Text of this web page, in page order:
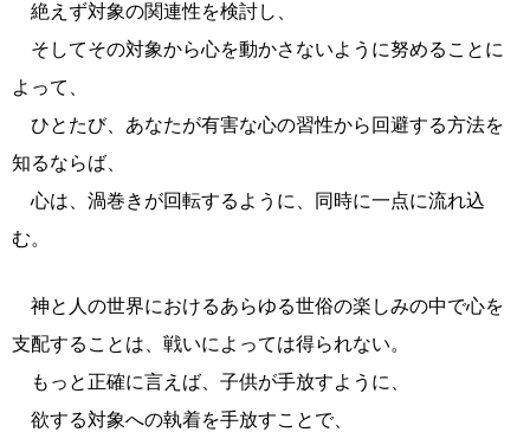
絶えず対象の関連性を検討し、
そしてその対象から心を動かさないように努めることに
よって、
ひとたび、あなたが有害な心の習性から回避する方法を
知るならば、
心は、渦巻きが回転するように、同時に一点に流れ込
む。
神と人の世界におけるあらゆる世俗の楽しみの中で心を
支配することは、戦いによっては得られない。
もっと正確に言えば、子供が手放すように、
欲する対象への執着を手放すことで、